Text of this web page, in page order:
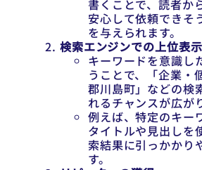
書くことで、読者か
安心して依頼できそ
を与えられます。
検索エンジンでの上位表示
キーワードを意識し
うことで、「企業・
郡川島町」などの検
れるチャンスが広が
例えば、特定のキー
タイトルや見出しを
索結果に引っかかり
す。